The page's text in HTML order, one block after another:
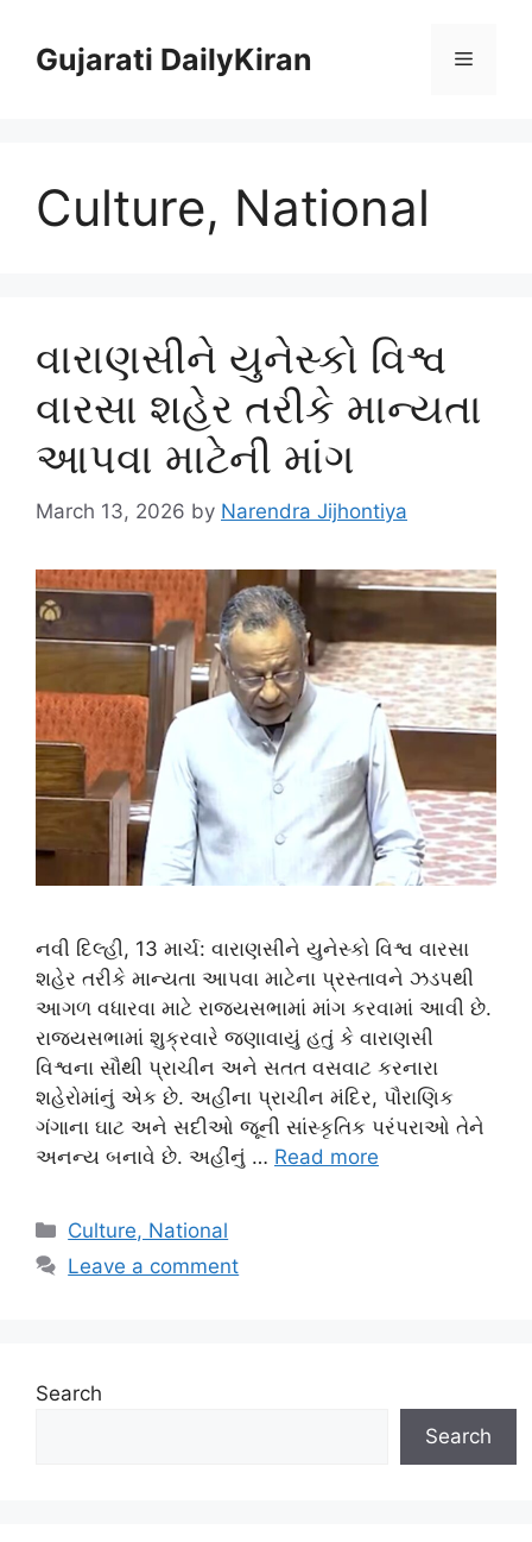
contentGujarati DailyKiran Menu
Culture, National
વારાણસીને યુનેસ્કો વિશ્વ
વારસા શહેર તરીકે માન્યતા
આપવા માટેની માંગ
March 13, 2026 by Narendra Jijhontiya
નવી દિલ્હી, 13 માર્ચ: વારાણસીને યુનેસ્કો વિશ્વ વારસા
શહેર તરીકે માન્યતા આપવા માટેના પ્રસ્તાવને ઝડપથી
આગળ વધારવા માટે રાજ્યસભામાં માંગ કરવામાં આવી છે.
રાજ્યસભામાં શુક્રવારે જણાવાયું હતું કે વારાણસી
વિશ્વના સૌથી પ્રાચીન અને સતત વસવાટ કરનારા
શહેરોમાંનું એક છે. અહીંના પ્રાચીન મંદિર, પૌરાણિક
ગંગાના ઘાટ અને સદીઓ જૂની સાંસ્કૃતિક પરંપરાઓ તેને
અનન્ય બનાવે છે. અહીંનું … Read more
Categories
Culture, National
Leave a comment
Search
Search